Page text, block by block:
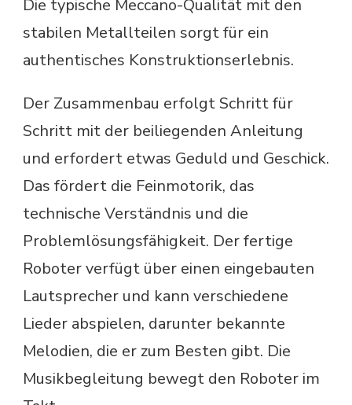
Die typische Meccano-Qualität mit den
stabilen Metallteilen sorgt für ein
authentisches Konstruktionserlebnis.
Der Zusammenbau erfolgt Schritt für
Schritt mit der beiliegenden Anleitung
und erfordert etwas Geduld und Geschick.
Das fördert die Feinmotorik, das
technische Verständnis und die
Problemlösungsfähigkeit. Der fertige
Roboter verfügt über einen eingebauten
Lautsprecher und kann verschiedene
Lieder abspielen, darunter bekannte
Melodien, die er zum Besten gibt. Die
Musikbegleitung bewegt den Roboter im